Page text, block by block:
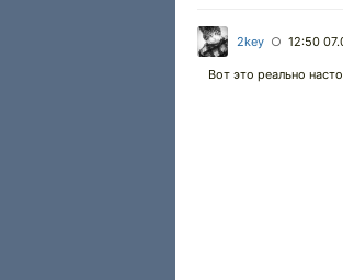
2key ○ 12:50
Вот это реально